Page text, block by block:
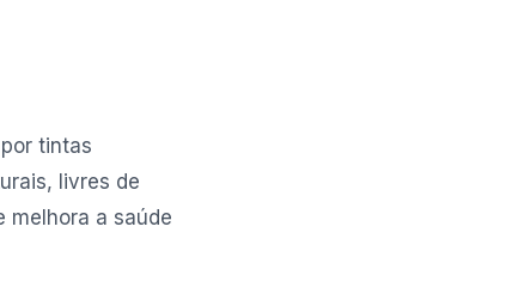
tintas
livres de
melhora a saúde